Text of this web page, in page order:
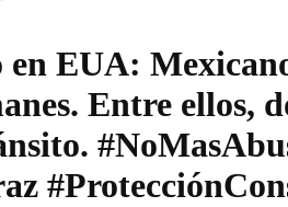
EUA:
Entre ellos,